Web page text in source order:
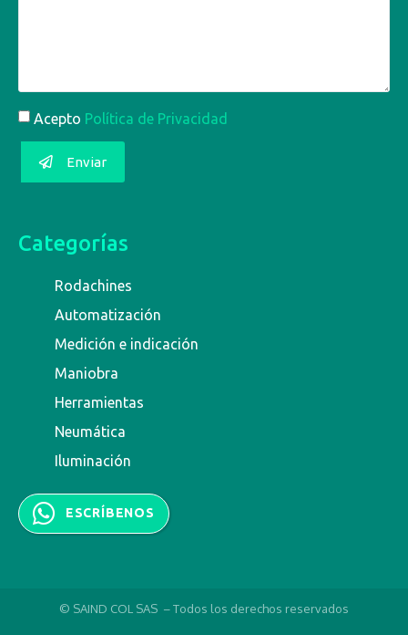
Acepto Política de Privacidad
Enviar
Categorías
Rodachines
Automatización
Medición e indicación
Maniobra
Herramientas
Neumática
Iluminación
ESCRÍBENOS
© SAIND COL SAS – Todos los derechos reservados